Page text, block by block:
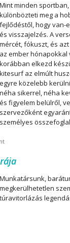
Mint minden
különbözteti meg a
fejlődéstől, hogy van-
és visszajelzés. A
mércét, fókuszt, és
az ember hónapokkal
korábban elkezd
kitesurf az elmúlt
egyre közelebb
néha sikerrel, néha
és figyelem belülről,
szervezőként
személyes
Munkatársunk,
megkerülhetetlen
túravitorlázás